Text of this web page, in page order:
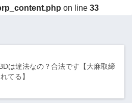
on line 33
は違法なの？合法です【大麻取締
てる】